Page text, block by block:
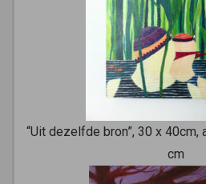
“Uit dezelfde bron”, 30 x 40cm,
cm